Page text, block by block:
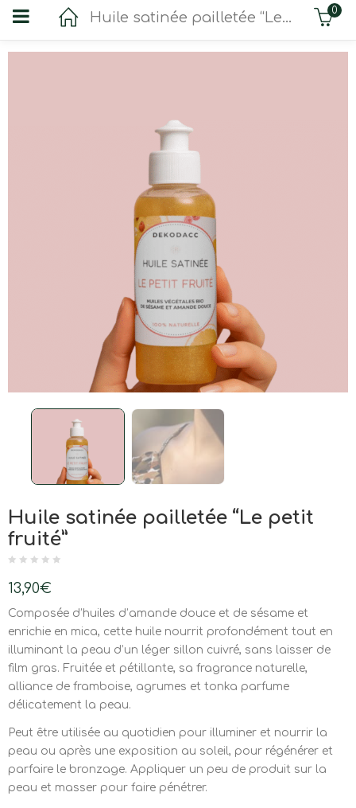
Huile satinée pailletée “Le petit fruité” 0
Huile satinée pailletée “Le petit
fruité”
13,90€
Composée d’huiles d’amande douce et de sésame et
enrichie en mica, cette huile nourrit profondément tout en
illuminant la peau d’un léger sillon cuivré, sans laisser de
film gras. Fruitée et pétillante, sa fragrance naturelle,
alliance de framboise, agrumes et tonka parfume
délicatement la peau.
Peut être utilisée au quotidien pour illuminer et nourrir la
peau ou après une exposition au soleil, pour régénérer et
parfaire le bronzage. Appliquer un peu de produit sur la
peau et masser pour faire pénétrer.